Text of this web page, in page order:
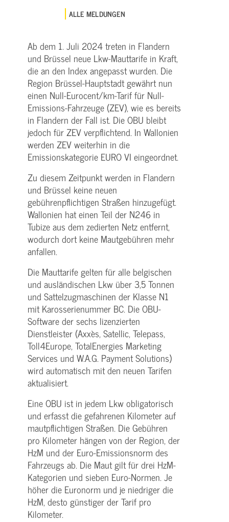
ALLE MELDUNGEN
Ab dem 1. Juli 2024 treten in Flandern
und Brüssel neue Lkw-Mauttarife in Kraft,
die an den Index angepasst wurden. Die
Region Brüssel-Hauptstadt gewährt nun
einen Null-Eurocent/km-Tarif für Null-
Emissions-Fahrzeuge (ZEV), wie es bereits
in Flandern der Fall ist. Die OBU bleibt
jedoch für ZEV verpflichtend. In Wallonien
werden ZEV weiterhin in die
Emissionskategorie EURO VI eingeordnet.
Zu diesem Zeitpunkt werden in Flandern
und Brüssel keine neuen
gebührenpflichtigen Straßen hinzugefügt.
Wallonien hat einen Teil der N246 in
Tubize aus dem zedierten Netz entfernt,
wodurch dort keine Mautgebühren mehr
anfallen.
Die Mauttarife gelten für alle belgischen
und ausländischen Lkw über 3,5 Tonnen
und Sattelzugmaschinen der Klasse N1
mit Karosserienummer BC. Die OBU-
Software der sechs lizenzierten
Dienstleister (Axxès, Satellic, Telepass,
Toll4Europe, TotalEnergies Marketing
Services und W.A.G. Payment Solutions)
wird automatisch mit den neuen Tarifen
aktualisiert.
Eine OBU ist in jedem Lkw obligatorisch
und erfasst die gefahrenen Kilometer auf
mautpflichtigen Straßen. Die Gebühren
pro Kilometer hängen von der Region, der
HzM und der Euro-Emissionsnorm des
Fahrzeugs ab. Die Maut gilt für drei HzM-
Kategorien und sieben Euro-Normen. Je
höher die Euronorm und je niedriger die
HzM, desto günstiger der Tarif pro
Kilometer.